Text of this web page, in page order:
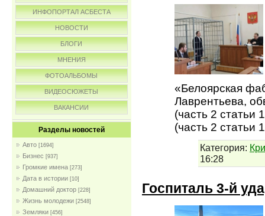
ИНФОПОРТАЛ АСБЕСТА
НОВОСТИ
БЛОГИ
МНЕНИЯ
ФОТОАЛЬБОМЫ
ВИДЕОСЮЖЕТЫ
ВАКАНСИИ
Разделы новостей
Авто [1694]
Бизнес [937]
Громкие имена [273]
Дата в истории [10]
Домашний доктор [228]
Жизнь молодежи [2548]
Земляки [456]
«Белоярская
Лаврентьева,
(часть 2
(часть 2
Категория:
16:28
Госпиталь 3-й